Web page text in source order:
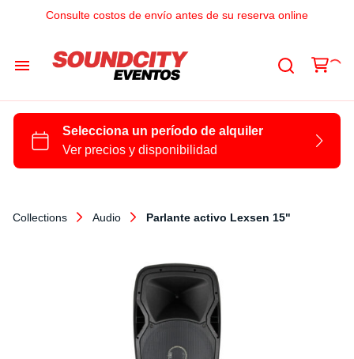
Consulte costos de envío antes de su reserva online
Audio
Luces
Collections Audio Parlante activo Lexsen 15"